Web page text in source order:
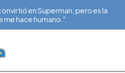
en Superman, pero es la
me hace humano."